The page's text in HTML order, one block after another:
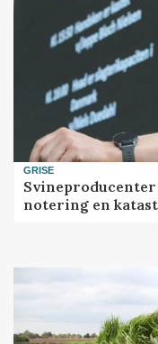
GRISE
notering en